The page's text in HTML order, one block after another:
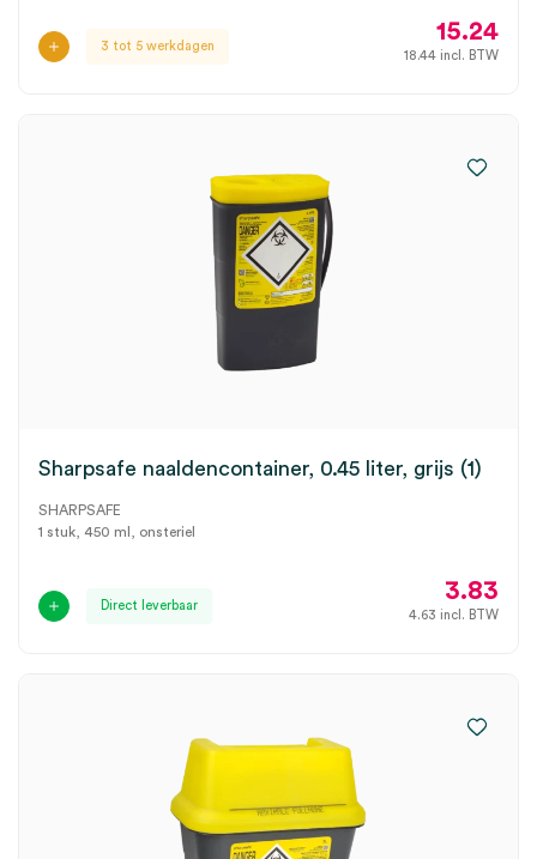
3 tot 5 werkdagen
15.24
18.44 incl. BTW
Sharpsafe naaldencontainer, 0.45 liter, grijs (1)
SHARPSAFE
1 stuk, 450 ml, onsteriel
Direct leverbaar
3.83
4.63 incl. BTW